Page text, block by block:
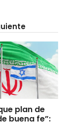
plan de
buena fe”: